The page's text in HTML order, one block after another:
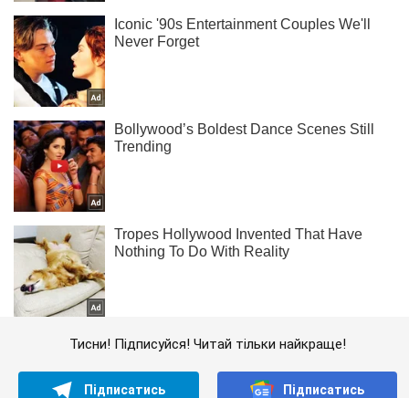
Тисни! Підписуйся! Читай тільки найкраще!
Підписатись Підписатись